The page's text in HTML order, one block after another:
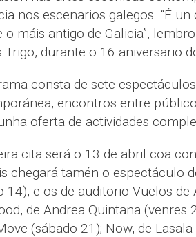
nos escenarios galegos. “É
o máis antigo de Galicia”,
Trigo, durante o 16 aniversario
consta de sete
encontros entre
oferta de actividades
cita será o 13 de abril coa
chegará tamén o espectáculo
14), e os de auditorio Vuelos
de Andrea Quintana (venres
(sábado 21); Now, de